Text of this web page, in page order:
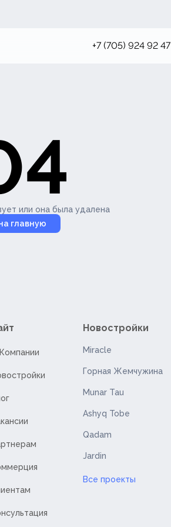
+7 (705) 924 92 47
или она была удалена
главную
Новостройки
Miracle
Горная Жемчужина
Munar Tau
Ashyq Tobe
Qadam
Jardin
Все проекты